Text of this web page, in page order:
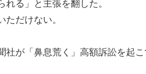
れる」と主張を翻した。
だけない。
社が「鼻息荒く」高額訴訟を起